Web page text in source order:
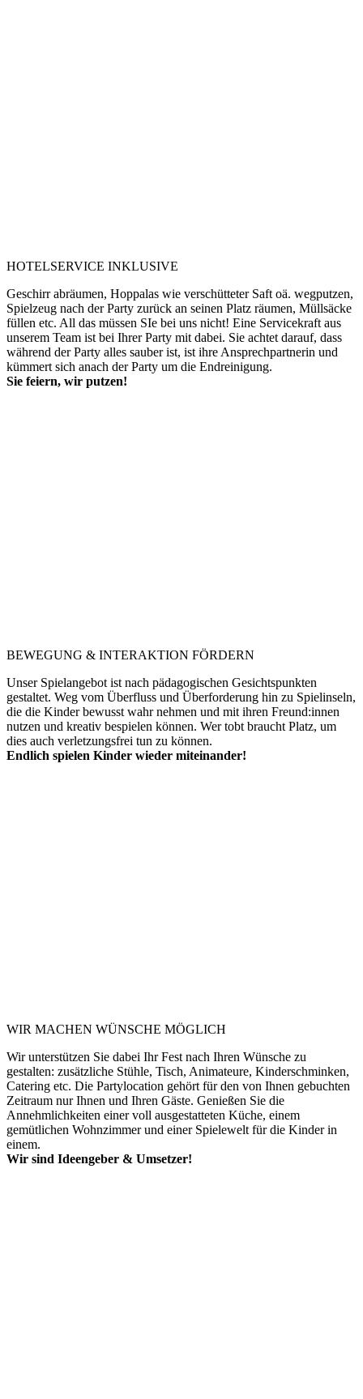
HOTELSERVICE INKLUSIVE
Geschirr abräumen, Hoppalas wie verschütteter Saft oä. wegputzen,
Spielzeug nach der Party zurück an seinen Platz räumen, Müllsäcke
füllen etc. All das müssen SIe bei uns nicht! Eine Servicekraft aus
unserem Team ist bei Ihrer Party mit dabei. Sie achtet darauf, dass
während der Party alles sauber ist, ist ihre Ansprechpartnerin und
kümmert sich anach der Party um die Endreinigung.
Sie feiern, wir putzen!
BEWEGUNG & INTERAKTION FÖRDERN
Unser Spielangebot ist nach pädagogischen Gesichtspunkten
gestaltet. Weg vom Überfluss und Überforderung hin zu Spielinseln,
die die Kinder bewusst wahr nehmen und mit ihren Freund:innen
nutzen und kreativ bespielen können. Wer tobt braucht Platz, um
dies auch verletzungsfrei tun zu können.
Endlich spielen Kinder wieder miteinander!
WIR MACHEN WÜNSCHE MÖGLICH
Wir unterstützen Sie dabei Ihr Fest nach Ihren Wünsche zu
gestalten: zusätzliche Stühle, Tisch, Animateure, Kinderschminken,
Catering etc. Die Partylocation gehört für den von Ihnen gebuchten
Zeitraum nur Ihnen und Ihren Gäste. Genießen Sie die
Annehmlichkeiten einer voll ausgestatteten Küche, einem
gemütlichen Wohnzimmer und einer Spielewelt für die Kinder in
einem.
Wir sind Ideengeber & Umsetzer!